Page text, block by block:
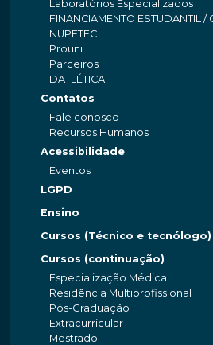
Laboratórios Especializados
FINANCIAMENTO ESTUDANTIL /
NUPETEC
Prouni
Parceiros
DATLÉTICA
Contatos
Fale conosco
Recursos Humanos
Acessibilidade
Eventos
LGPD
Ensino
Cursos (Técnico e tecnólogo)
Cursos (continuação)
Especialização Médica
Residência Multiprofissional
Pós-Graduação
Extracurricular
Mestrado